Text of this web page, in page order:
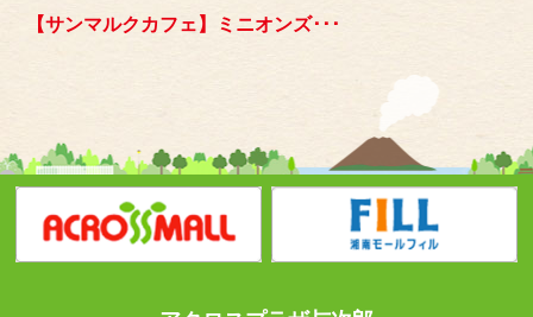
【サンマルクカフェ】ミニオンズ･･･